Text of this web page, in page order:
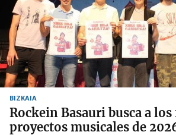
BIZKAIA
Rockein Basauri busca a
proyectos musicales de